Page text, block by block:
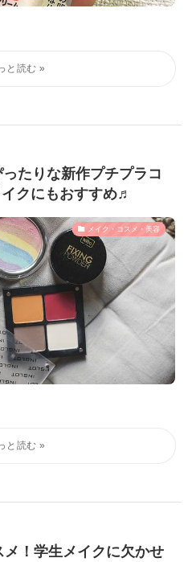
たりな新作プチプラコ
クにもおすすめ♬
メイク・コスメ・美容
！学生メイクに欠かせ